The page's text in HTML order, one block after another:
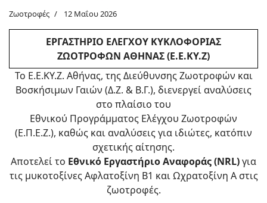
Ζωοτροφές 12 Μαΐου 2026
ΕΡΓΑΣΤΗΡΙΟ ΕΛΕΓΧΟΥ ΚΥΚΛΟΦΟΡΙΑΣ
ΖΩΟΤΡΟΦΩΝ ΑΘΗΝΑΣ (Ε.Ε.ΚΥ.Ζ)
Το Ε.Ε.ΚΥ.Ζ. Αθήνας, της Διεύθυνσης Ζωοτροφών και
Βοσκήσιμων Γαιών (Δ.Ζ. & Β.Γ.), διενεργεί αναλύσεις
στο πλαίσιο του
Εθνικού Προγράμματος Ελέγχου Ζωοτροφών
(Ε.Π.Ε.Ζ.), καθώς και αναλύσεις για ιδιώτες, κατόπιν
σχετικής αίτησης.
Aποτελεί το Εθνικό Εργαστήριο Αναφοράς (NRL)για
τις μυκοτοξίνες Αφλατοξίνη Β1 και Ωχρατοξίνη Α στις
ζωοτροφές.